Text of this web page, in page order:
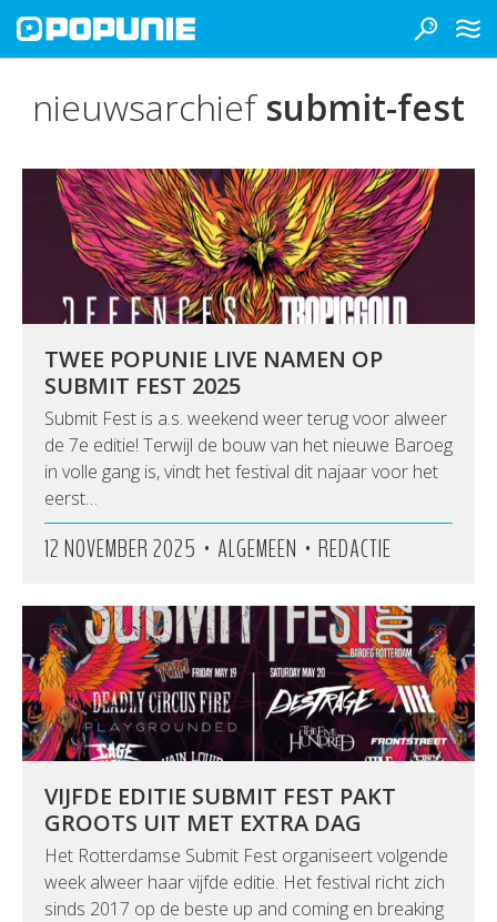
nieuwsarchiefsubmit-fest
TWEE POPUNIE LIVE NAMEN OP
SUBMIT FEST 2025
Submit Fest is a.s. weekend weer terug voor alweer
de 7e editie! Terwijl de bouw van het nieuwe Baroeg
in volle gang is, vindt het festival dit najaar voor het
eerst…
12 NOVEMBER 2025 • ALGEMEEN • REDACTIE
VIJFDE EDITIE SUBMIT FEST PAKT
GROOTS UIT MET EXTRA DAG
Het Rotterdamse Submit Fest organiseert volgende
week alweer haar vijfde editie. Het festival richt zich
sinds 2017 op de beste up and coming en breaking